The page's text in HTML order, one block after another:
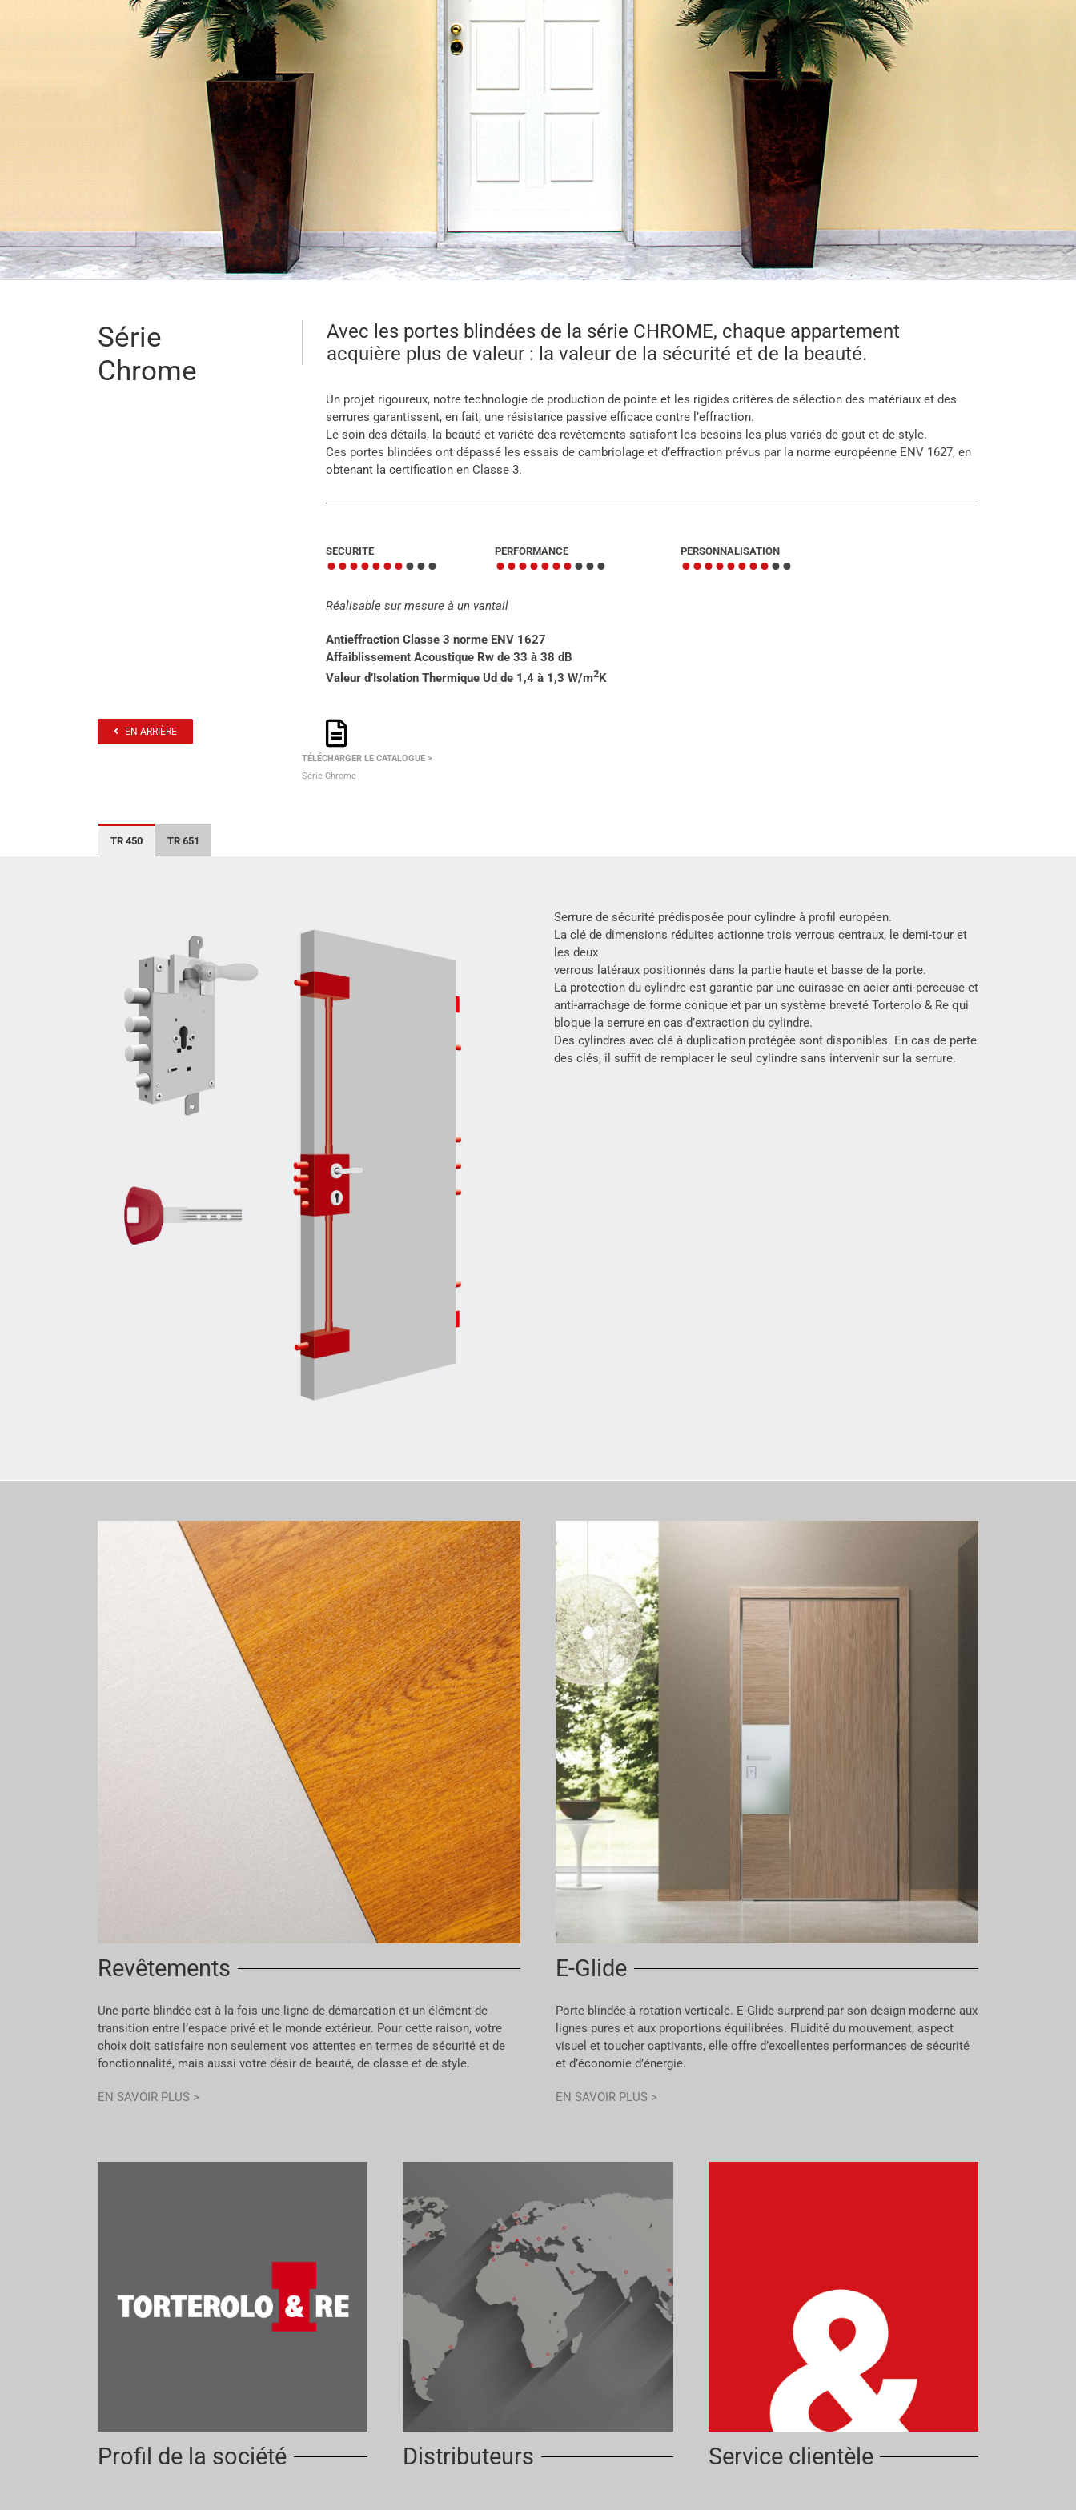
Série
Chrome
Avec les portes blindées de la série CHROME, chaque appartement
acquière plus de valeur : la valeur de la sécurité et de la beauté.
Un projet rigoureux, notre technologie de production de pointe et les rigides critères de sélection des matériaux et des
serrures garantissent, en fait, une résistance passive efficace contre l’effraction.
Le soin des détails, la beauté et variété des revêtements satisfont les besoins les plus variés de gout et de style.
Ces portes blindées ont dépassé les essais de cambriolage et d’effraction prévus par la norme européenne ENV 1627, en
obtenant la certification en Classe 3.
SECURITE
•••••••••• PERFORMANCE
•••••••••• PERSONNALISATION
••••••••••
Réalisable sur mesure à un vantail
Antieffraction Classe 3 norme ENV 1627
Affaiblissement Acoustique Rw de 33 à 38 dB
Valeur d’Isolation Thermique Ud de 1,4 à 1,3 W/m2 K
EN ARRIÈRE
TÉLÉCHARGER LE CATALOGUE >
Série Chrome
TR 450 TR 651
Serrure de sécurité prédisposée pour cylindre à profil européen.
La clé de dimensions réduites actionne trois verrous centraux, le demi-tour et
les deux
verrous latéraux positionnés dans la partie haute et basse de la porte.
La protection du cylindre est garantie par une cuirasse en acier anti-perceuse et
anti-arrachage de forme conique et par un système breveté Torterolo & Re qui
bloque la serrure en cas d’extraction du cylindre.
Des cylindres avec clé à duplication protégée sont disponibles. En cas de perte
des clés, il suffit de remplacer le seul cylindre sans intervenir sur la serrure.
Revêtements
Une porte blindée est à la fois une ligne de démarcation et un élément de
transition entre l’espace privé et le monde extérieur. Pour cette raison, votre
choix doit satisfaire non seulement vos attentes en termes de sécurité et de
fonctionnalité, mais aussi votre désir de beauté, de classe et de style.
EN SAVOIR PLUS >
E-Glide
Porte blindée à rotation verticale. E-Glide surprend par son design moderne aux
lignes pures et aux proportions équilibrées. Fluidité du mouvement, aspect
visuel et toucher captivants, elle offre d’excellentes performances de sécurité
et d’économie d’énergie.
EN SAVOIR PLUS >
Profil de la société Distributeurs Service clientèle